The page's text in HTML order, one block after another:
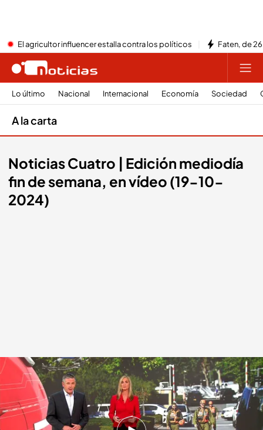
El agricultor influencer estalla contra los políticos Faten, de
Lo último Nacional Internacional Economía Sociedad
A la carta
Noticias Cuatro | Edición mediodía
fin de semana, en vídeo (19-10-
2024)
Las noticias, de la mano de Marta Reyero y Roberto Arce
Redacción digital Noticias Cuatro
19 OCT 2024 - 15:19h.